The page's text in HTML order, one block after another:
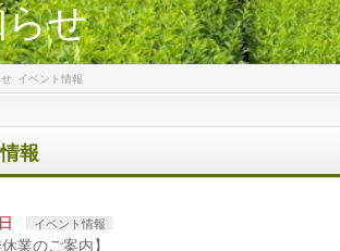
せ
イベント情報
報
イベント情報
業のご案内】